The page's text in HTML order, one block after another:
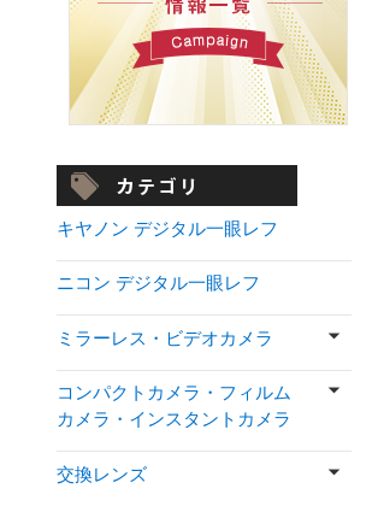
キヤノン デジタル一眼レフ
ニコン デジタル一眼レフ
ミラーレス・ビデオカメラ
コンパクトカメラ・フィルム
カメラ・インスタントカメラ
交換レンズ